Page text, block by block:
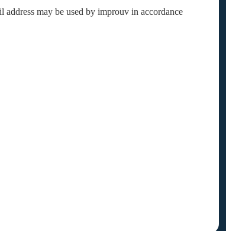
may be used by improuv in accordance